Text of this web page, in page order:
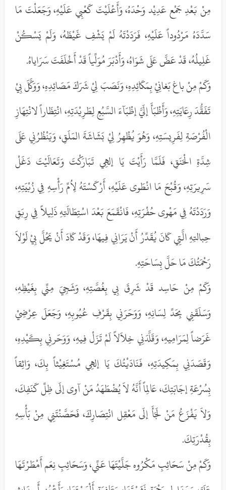
مِنْ بَعْدِ جَمْع عَدِيْد وَحْدَهُ، وَأَعْلَيْتَ كَعْبِي عَلَيْهِ، وَجَعَلْتَ مَا
سَدَّدَهُ مَرْدُوداً عَلَيْهِ، فَرَدَدْتَهُ لَمْ يَشْفِ غَيْظَهُ، وَلَمْ يَسْكُنْ
غَلِيلُهُ، قَدْ عَضَّ عَلَى شَوَاهُ، وَأَدْبَرَ مُوَلِّياً قَدْ أَخْلَفَتَ سَرَاياهُ.
وَكَمْ مِنْ باغ بَغانِيْ بِمَكَائِدِهِ، وَنَصَبَ لِيْ شَرَكَ مَصَائِدِهِ، وَوَكَّلَ بِيْ
تَفَقُّدَ رِعَايَتِهِ، وَأَظْبَأَ إلَيَّ إظْبَآءَ السَّبُعِ لِطَرِيْدَتِهِ، انْتِظَاراً لانْتِهَازِ
الْفُرْصَةِ لِفَرِيسَتِهِ، وَهُوَ يُظْهِرُ لِيْ بَشَاشَةَ المَلَقِ، وَيَنْظُرُنِي عَلَى
شِدَّةِ الْحَنَقِ، فَلَمَّا رَأَيْتَ يَا إلهِي تَبَارَكْتَ وَتَعَالَيْتَ دَغَلْ
سَرِيرَتِهِ، وَقُبْحَ مَا انْطَوى عَلَيْهِ، أَرْكَسْتَهُ لِاُمِّ رَأْسِهِ فِي زُبْيَتِهِ،
وَرَدَدْتَهُ فِي مَهْوى حُفْرَتِهِ، فَانْقَمَعَ بَعْدَ اسْتِطَالَتِهِ ذَلِيلاً فِي رِبَقِ
حِبالتِهِ الَّتِي كَانَ يُقَدِّرُ أَنْ يَرَانِي فِيهَا، وَقَدْ كَادَ أَنْ يَحُلَّ بِيْ لَوْلاَ
رَحْمَتُكَ مَا حَلَّ بِسَاحَتِهِ.
وَكَمْ مِنْ حَاسِد قَدْ شَرِقَ بِي بِغُصَّتِهِ، وَشَجِيَ مِنِّي بِغَيْظِهِ،
وَسَلَقَنِي بِحَدِّ لِسَانِهِ، وَوَحَرَنِي بِقَرْفِ عُيُوبِهِ، وَجَعَلَ عِرْضِيْ
غَرَضاً لِمَرَامِيهِ، وَقَلَّدَنِي خِلاَلاً لَمْ تَزَلْ فِيهِ، وَوَحَرنِي بِكَيْدِهِ،
وَقَصَدَنِي بِمَكِيدَتِهِ، فَنَادَيْتُكَ يَا إلهِي مُسْتَغِيْثاً بِكَ، وَاثِقاً
بِسُرْعَةِ إجَابَتِكَ، عَالِماً أَنَّهُ لاَ يُضْطَهَدُ مَنْ آوى إلَى ظِلِّ كَنَفِكَ،
وَلاَ يَفْزَعُ مَنْ لَجَأَ إلَى مَعْقِل انْتِصَارِكَ، فَحَصَّنْتَنِي مِنْ بَأْسِهِ
بِقُدْرَتِكَ.
وَكَمْ مِنْ سَحَائِبِ مَكْرُوه جَلَّيْتَهَا عَنِّي، وَسَحَائِبِ نِعَم أَمْطَرْتَهَا